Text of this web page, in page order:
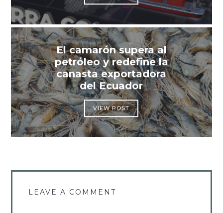
El camarón supera al
petróleo y redefine la
canasta exportadora
del Ecuador
VIEW POST
LEAVE A COMMENT